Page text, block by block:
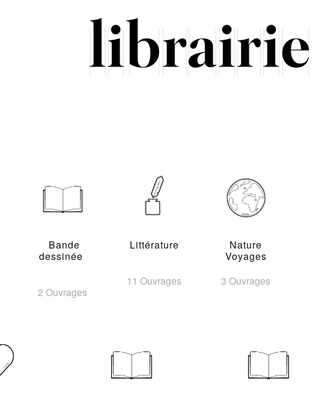
Bande
dessinée
2 Ouvrages
Littérature
11 Ouvrages
Nature
Voyages
3 Ouvrages